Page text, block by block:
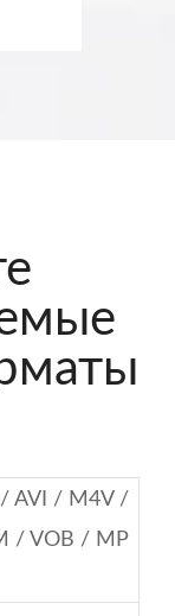
AVI / M4V /
/ VOB / MP